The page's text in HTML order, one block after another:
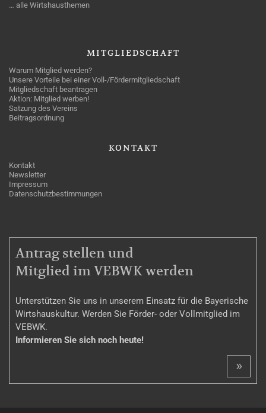
… alle Wirtshausthemen
MITGLIEDSCHAFT
Warum Mitglied werden?
Unsere Vorteile bei einer Voll-/Fördermitgliedschaft
Mitgliedschaft beantragen
Aktion: Mitglied werben!
Satzung des Vereins
Beitragsordnung
KONTAKT
Kontakt
Newsletter
Impressum
Datenschutzbestimmungen
MITGLIEDSCHAFT
Antrag stellen und
Mitglied im VEBWK werden
Unterstützen Sie uns in unserem Einsatz für die Bayerische
Wirtshauskultur. Werden Sie Förder- oder Vollmitglied im
VEBWK.
Informieren Sie sich noch heute!
»